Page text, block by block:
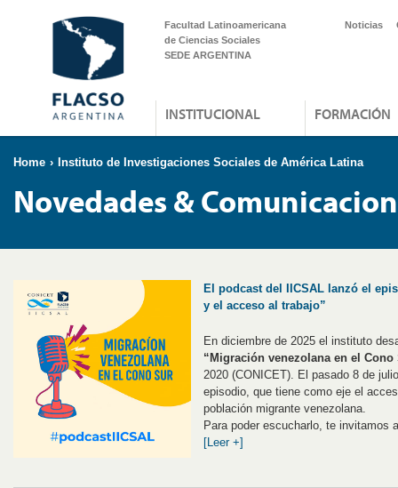
Facultad Latinoamericana
de Ciencias Sociales
SEDE ARGENTINA
Noticias
INSTITUCIONAL FORMACIÓN
Home › Instituto de Investigaciones Sociales de América Latina
Novedades &
El podcast del IICSAL lanzó el
y el acceso al trabajo”
En diciembre de 2025 el instituto
“Migración venezolana en el Cono
2020 (CONICET). El pasado 8 de
episodio, que tiene como eje el
población migrante venezolana.
Para poder escucharlo, te invitamos
[Leer +]